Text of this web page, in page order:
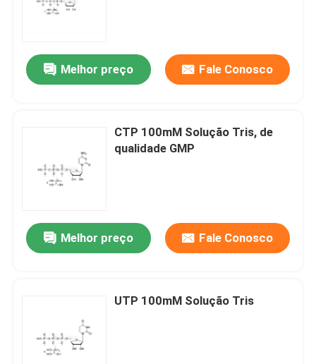
Melhor preço Fale Conosco
CTP 100mM Solução Tris, de
qualidade GMP
Melhor preço Fale Conosco
UTP 100mM Solução Tris